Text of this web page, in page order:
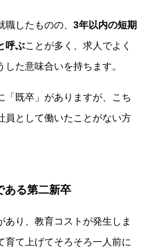
したものの、 3年以内の短期
呼ぶことが多く、求人でよく
た意味合いを持ちます。
「既卒」がありますが、こち
員として働いたことがない方
ある第二新卒
あり、教育コストが発生しま
育て上げてそろそろ一人前に